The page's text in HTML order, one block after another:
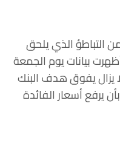
الذي يلحق
بيانات يوم الجمعة
يزال يفوق هدف البنك
توقعات بأن يرفع أسعار الفائدة